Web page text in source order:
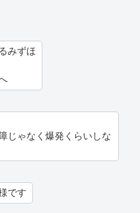
みずほ
じゃなく爆発くらいしな
です